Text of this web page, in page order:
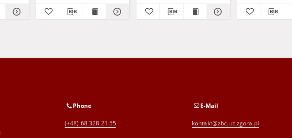
Phone
(+48) 68 328 21 55
E-Mail
kontakt@zbc.uz.zgora.pl